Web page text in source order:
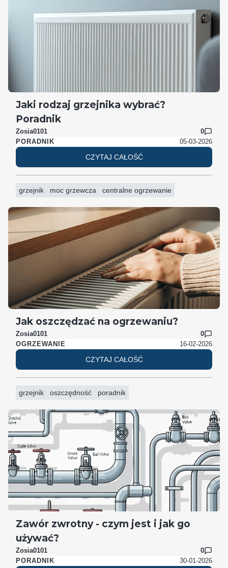
PORADNIK 05-03-2026
Jaki rodzaj grzejnika wybrać?
Poradnik
CZYTAJ CAŁOŚĆ
Zosia0101 0
grzejnik moc grzewcza centralne ogrzewanie
OGRZEWANIE 16-02-2026
Jak oszczędzać na ogrzewaniu?
CZYTAJ CAŁOŚĆ
Zosia0101 0
grzejnik oszczędność poradnik
PORADNIK 30-01-2026
Zawór zwrotny - czym jest i jak go
używać?
Zosia0101 0